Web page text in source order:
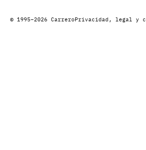
© 1995–2026 CarreroPrivacidad, legal y